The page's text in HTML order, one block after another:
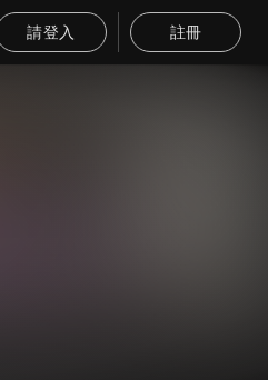
請登入 註冊